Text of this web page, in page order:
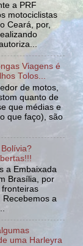
a PRF
motociclistas
Ceará, por,
Viagens é
Tolos...
de motos,
quanto de
que médias e
que faço), são
a Embaixada
Brasília, por
fronteiras
a
uma Harleyra